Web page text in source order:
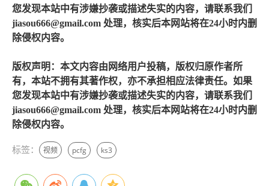
您发现本站中有涉嫌抄袭或描述失实的内容，请联系我们
jiasou666@gmail.com 处理，核实后本网站将在24小时内删
除侵权内容。
版权声明：本文内容由网络用户投稿，版权归原作者所
有，本站不拥有其著作权，亦不承担相应法律责任。如果
您发现本站中有涉嫌抄袭或描述失实的内容，请联系我们
jiasou666@gmail.com 处理，核实后本网站将在24小时内删
除侵权内容。
标签： 视频 pcfg ks3